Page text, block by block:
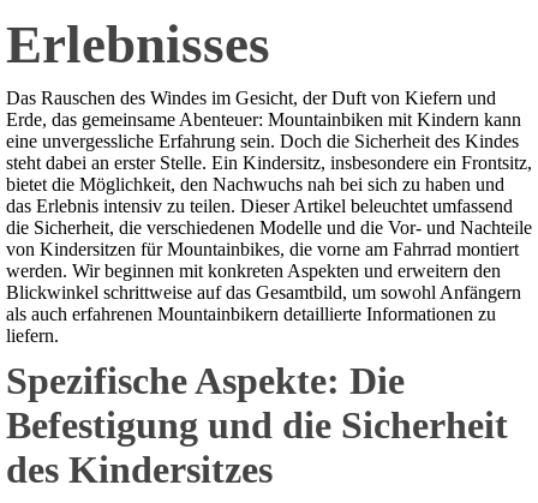
Erlebnisses
Das Rauschen des Windes im Gesicht, der Duft von Kiefern und
Erde, das gemeinsame Abenteuer: Mountainbiken mit Kindern kann
eine unvergessliche Erfahrung sein. Doch die Sicherheit des Kindes
steht dabei an erster Stelle. Ein Kindersitz, insbesondere ein Frontsitz,
bietet die Möglichkeit, den Nachwuchs nah bei sich zu haben und
das Erlebnis intensiv zu teilen. Dieser Artikel beleuchtet umfassend
die Sicherheit, die verschiedenen Modelle und die Vor- und Nachteile
von Kindersitzen für Mountainbikes, die vorne am Fahrrad montiert
werden. Wir beginnen mit konkreten Aspekten und erweitern den
Blickwinkel schrittweise auf das Gesamtbild, um sowohl Anfängern
als auch erfahrenen Mountainbikern detaillierte Informationen zu
liefern.
Spezifische Aspekte: Die
Befestigung und die Sicherheit
des Kindersitzes